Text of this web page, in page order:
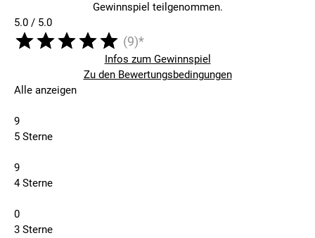
Gewinnspiel teilgenommen.
5.0 / 5.0
(9)*
Infos zum Gewinnspiel
Zu den Bewertungsbedingungen
Alle anzeigen
9
5 Sterne
9
4 Sterne
0
3 Sterne